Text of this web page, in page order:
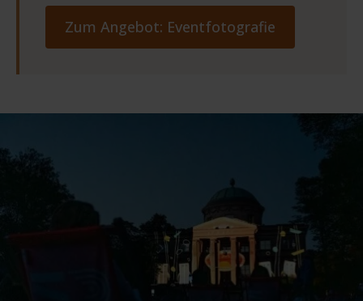
Zum Angebot: Eventfotografie